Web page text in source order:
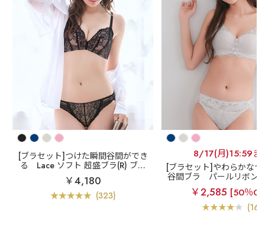
[ブラセット]つけた瞬間谷間ができ
る
Lace ソフト 超盛ブラ(R) ブラ
ジャー&ショーツ
￥4,180
(323)
8/17(月)15:59ま
[ブラセット]やわらかな
谷間ブラ
パールリボン
高 ブラジャー&ショ
￥2,585 [50％
(16)